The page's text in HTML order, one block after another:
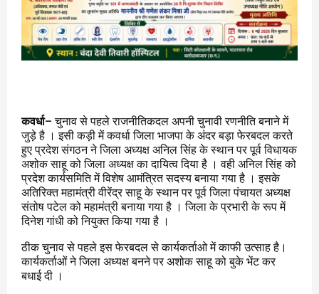
कवर्धा– चुनाव से पहले राजनीतिकदल अपनी चुनावी रणनीति बनाने में
जुड़े है । इसी कड़ी में कवर्धा जिला भाजपा के अंदर बड़ा फेरबदल करते
हुए प्रदेश संगठन ने जिला अध्यक्ष अनिल सिंह के स्थान पर पूर्व विधायक
अशोक साहू को जिला अध्यक्ष का दायित्व दिया है । वही अनिल सिंह को
प्रदेश कार्यसमिति में विशेष आमंत्रित सदस्य बनाया गया है । इसके
अतिरिक्त महामंत्री वीरेंद्र साहू के स्थान पर पूर्व जिला पंचायत अध्यक्ष
संतोष पटेल को महामंत्री बनाया गया है । जिला के प्रभारी के रूप में
दिनेश गांधी को नियुक्त किया गया है ।
ठीक चुनाव से पहले इस फेरबदल से कार्यकर्ताओ में काफी उत्साह है।
कार्यकर्ताओं ने जिला अध्यक्ष बनने पर अशोक साहू को बुके भेंट कर
बधाई दी ।